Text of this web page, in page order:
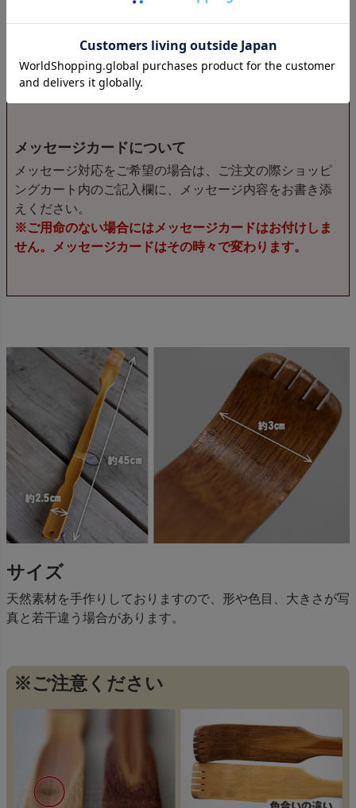
虎竹があしらわれています。
※こちらの商品はギフト箱のご用意がございません。商
品を直接お包みする簡易包装のみ対応しております。
メッセージカードについて
メッセージ対応をご希望の場合は、ご注文の際ショッピ
ングカート内のご記入欄に、メッセージ内容をお書き添
えください。
※ご用命のない場合にはメッセージカードはお付けしま
せん。メッセージカードはその時々で変わります。
サイズ
天然素材を手作りしておりますので、形や色目、大きさが写
真と若干違う場合があります。
※ご注意ください